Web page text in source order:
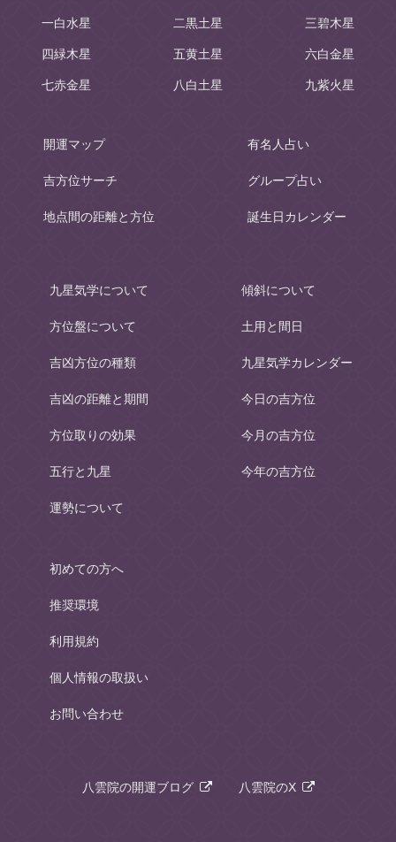
一白水星 二黒土星 三碧木星
四緑木星 五黄土星 六白金星
七赤金星 八白土星 九紫火星
開運マップ
吉方位サーチ
地点間の距離と方位
有名人占い
グループ占い
誕生日カレンダー
九星気学について
方位盤について
吉凶方位の種類
吉凶の距離と期間
方位取りの効果
五行と九星
運勢について
傾斜について
土用と間日
九星気学カレンダー
今日の吉方位
今月の吉方位
今年の吉方位
初めての方へ
推奨環境
利用規約
個人情報の取扱い
お問い合わせ
八雲院の開運ブログ 八雲院のX